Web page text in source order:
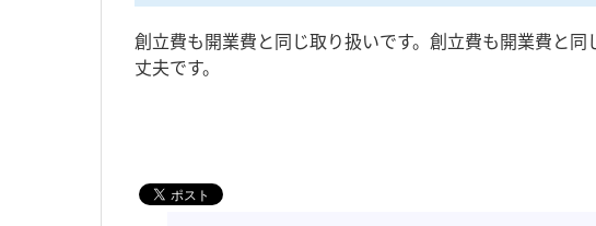
創立費も開業費と同じ取り扱いです。創立費も開業費と
丈夫です。